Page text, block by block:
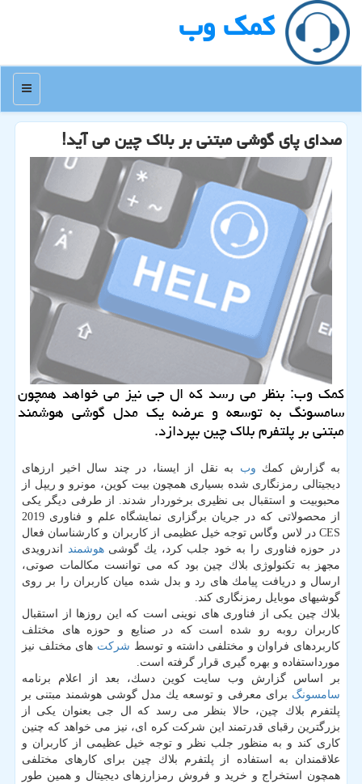
كمك وب
منو
صدای پای گوشی مبتنی بر بلاك چین می آید!
كمك وب: بنظر می رسد كه ال جی نیز می خواهد همچون
سامسونگ به توسعه و عرضه یك مدل گوشی هوشمند
مبتنی بر پلتفرم بلاك چین بپردازد.
به گزارش كمك وب به نقل از ایسنا، در چند سال اخیر ارزهای
دیجیتالی رمزنگاری شده بسیاری همچون بیت كوین، مونرو و ریپل از
محبوبیت و استقبال بی نظیری برخوردار شدند. از طرفی دیگر یكی
از محصولاتی كه در جریان برگزاری نمایشگاه علم و فناوری 2019
CES در لاس وگاس توجه خیل عظیمی از كاربران و كارشناسان فعال
در حوزه فناوری را به خود جلب كرد، یك گوشیهوشمند اندرویدی
مجهز به تكنولوژی بلاك چین بود كه می توانست مكالمات صوتی،
ارسال و دریافت پیامك های رد و بدل شده میان كاربران را بر روی
گوشیهای موبایل رمزنگاری كند.
بلاك چین یكی از فناوری های نوینی است كه این روزها از استقبال
كاربران روبه رو شده است كه در صنایع و حوزه های مختلف
كاربردهای فراوان و مختلفی داشته و توسط شركت های مختلف نیز
مورداستفاده و بهره گیری قرار گرفته است.
بر اساس گزارش وب سایت كوین دسك، بعد از اعلام برنامه
سامسونگ برای معرفی و توسعه یك مدل گوشی هوشمند مبتنی بر
پلتفرم بلاك چین، حالا بنظر می رسد كه ال جی بعنوان یكی از
بزرگترین رقبای قدرتمند این شركت كره ای، نیز می خواهد كه چنین
كاری كند و به منظور جلب نظر و توجه خیل عظیمی از كاربران و
علاقمندان به استفاده از پلتفرم بلاك چین برای كارهای مختلفی
همچون استخراج و خرید و فروش رمزارزهای دیجیتال و همین طور